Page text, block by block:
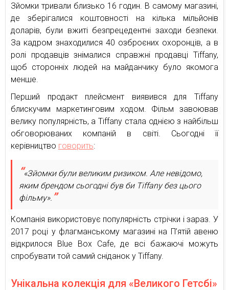
Зйомки тривали близько 16 годин. В самому магазині,
де зберігалися коштовності на кілька мільйонів
доларів, були вжиті безпрецедентні заходи безпеки.
За кадром знаходилися 40 озброєних охоронців, а в
ролі продавців знімалися справжні продавці Tiffany,
щоб сторонніх людей на майданчику було якомога
менше.
Перший продакт плейсмент виявився для Tiffany
блискучим маркетинговим ходом. Фільм завоював
велику популярність, а Tiffany стала однією з найбільш
обговорюваних компаній в світі. Сьогодні її
керівництво говорить:
«Зйомки були великим ризиком. Але невідомо,
яким брендом сьогодні був би Tiffany без цього
фільму».
Компанія використовує популярність стрічки і зараз. У
2017 році у флагманському магазині на П’ятій авеню
відкрилося Blue Box Cafe, де всі бажаючі можуть
спробувати той самий сніданок у Tiffany.
Унікальна колекція для «Великого Гетсбі»